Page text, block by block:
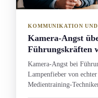
KOMMUNIKATION
Kamera-Angst
Führungs­kräften
Kamera-Angst bei
Lampenfieber von
Medien­training-